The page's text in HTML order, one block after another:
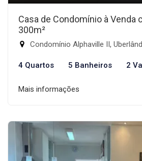
Casa de Condomínio à Venda
300m²
Condomínio Alphaville II,
4 Quartos 5 Banheiros 2
Mais informações